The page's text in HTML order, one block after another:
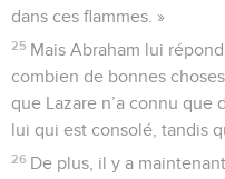
dans ces flammes. »
25 Mais Abraham lui
combien de bonnes
que Lazare n’a connu que
lui qui est consolé, tandis
26 De plus, il y a